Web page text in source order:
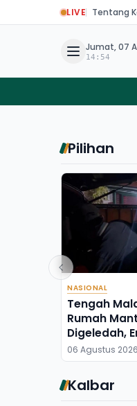
LIVE Tentang
Jumat, 07
14:54
Pilihan
NASIONAL
Tengah
Rumah
Digeledah,
Dibawa
06 Agustus 2026
Kalbar